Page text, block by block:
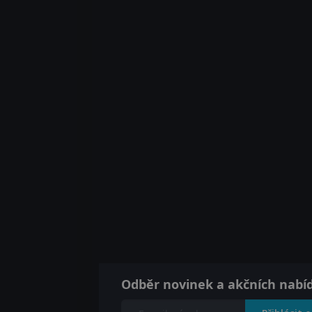
Odběr novinek a akčních